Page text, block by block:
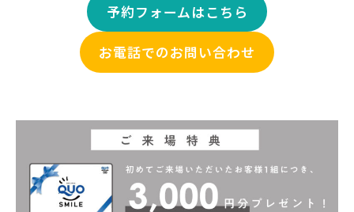
予約フォームはこちら
お電話でのお問い合わせ